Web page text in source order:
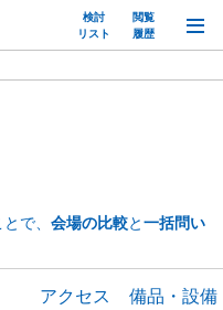
検討
リスト
閲覧
履歴
で、 会場の比較と一括問い
アクセス 備品・設備